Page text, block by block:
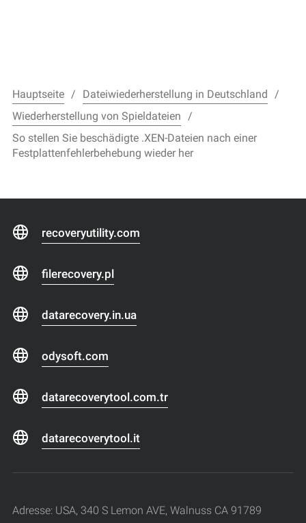
Hauptseite
Dateiwiederherstellung in Deutschland
Wiederherstellung von Spieldateien
So stellen Sie beschädigte .XEN-Dateien nach einer
Festplattenfehlerbehebung wieder her
recoveryutility.com
filerecovery.pl
datarecovery.in.ua
odysoft.com
datarecoverytool.com.tr
datarecoverytool.it
Adresse: USA, 340 S Lemon AVE, Walnuss CA 91789